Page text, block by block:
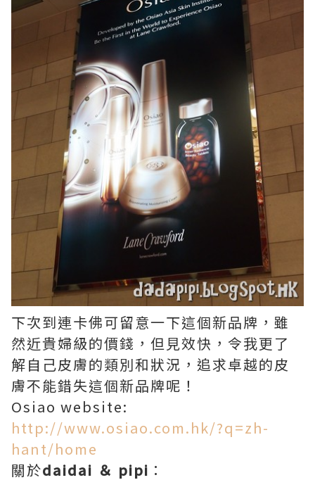
下次到連卡佛可留意一下這個新品牌，雖
然近貴婦級的價錢，但見效快，令我更了
解自己皮膚的類別和狀況，追求卓越的皮
膚不能錯失這個新品牌呢！
Osiao website:
http://www.osiao.com.hk/?q=zh-
hant/home
關於daidai ＆ pipi ：